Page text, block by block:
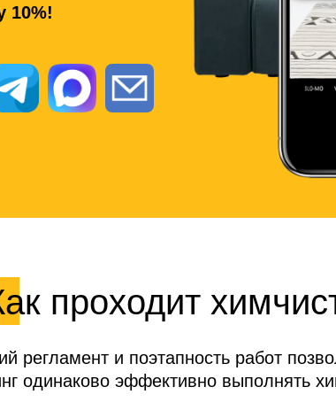
10%!
проходит
регламент и поэтапность работ
одинаково эффективно выполнять